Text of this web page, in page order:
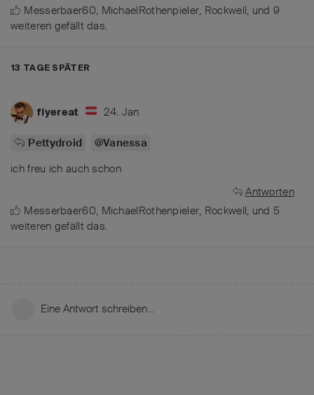
Messerbaer60, MichaelRothenpieler, Rockwell, und9
weiteren gefällt das.
13 TAGE SPÄTER
flyereat 24. Jan
Pettydroid
@Vanessa
ich freu ich auch schon
Antworten
Messerbaer60, MichaelRothenpieler, Rockwell, und 5
weiteren gefällt das.
Eine Antwort schreiben…